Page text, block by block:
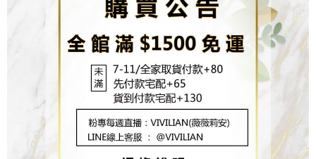
2.基於同意付款使用「大哥付你分期」之契約關係目的，商店將以您的個人
資料（包含姓名、電話或地址）提供予台灣大哥大進項蒐集、處理及利用，
由本公司與您本人進行分期帳單所需資料之確認、核對及更正。
3.完整用戶服務條款，請詳閱以下連結：https://oppay.tw/userRule
※ 交易是否成功請以「AFTEE先享後付 」之結帳頁面顯示為準，若有關於
是否繳費成功／繳費後需取消欲退款等相關疑問，請聯繫「AFTEE先享後付
客戶支援中心」https://netprotections.freshdesk.com/support/home
１．透過由恩沛科技股份有限公司提供之「AFTEE先享後付」服務完成之交
易，需依本服務之必要範圍內提供個人資料，並將交易相關給付款項請求債
權轉讓予恩沛科技股份有限公司。
https://aftee.tw/terms/#terms3
３．未成年的使用者請事先徵得法定代理人或監護人之同意方可使用
「AFTEE先享後付」，若未經同意申辦者引起之損失，本公司不負相關責
每筆NT$65，滿NT$1,500(含以上)免運費
查看運費